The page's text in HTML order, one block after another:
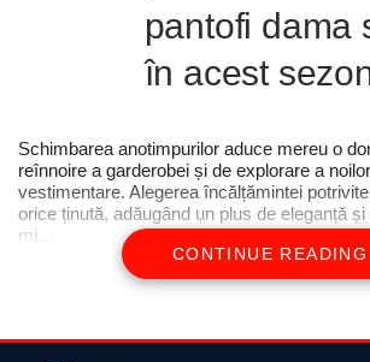
pantofi dama
în acest
Schimbarea anotimpurilor aduce mereu o
reînnoire a garderobei și de explorare a
vestimentare. Alegerea încălțămintei
orice ținută, adăugând un plus de eleganță
mi…
CONTINUE READING